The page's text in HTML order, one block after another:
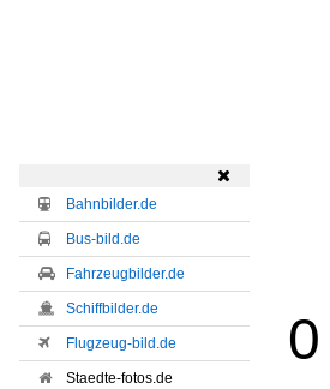

Bahnbilder.de
Bus-bild.de
Fahrzeugbilder.de
Schiffbilder.de
Flugzeug-bild.de
Staedte-fotos.de
0